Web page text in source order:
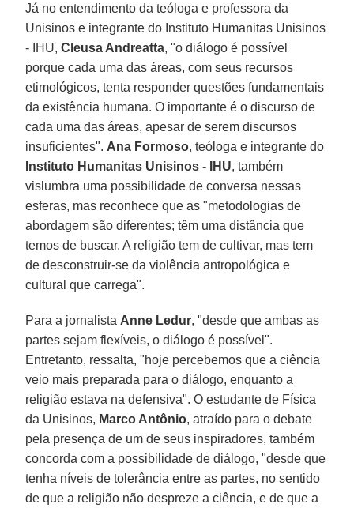
Já no entendimento da teóloga e professora da
Unisinos e integrante do Instituto Humanitas Unisinos
- IHU,Cleusa Andreatta, "o diálogo é possível
porque cada uma das áreas, com seus recursos
etimológicos, tenta responder questões fundamentais
da existência humana. O importante é o discurso de
cada uma das áreas, apesar de serem discursos
insuficientes". Ana Formoso, teóloga e integrante do
Instituto Humanitas Unisinos - IHU, também
vislumbra uma possibilidade de conversa nessas
esferas, mas reconhece que as "metodologias de
abordagem são diferentes; têm uma distância que
temos de buscar. A religião tem de cultivar, mas tem
de desconstruir-se da violência antropológica e
cultural que carrega".
Para a jornalista Anne Ledur, "desde que ambas as
partes sejam flexíveis, o diálogo é possível".
Entretanto, ressalta, "hoje percebemos que a ciência
veio mais preparada para o diálogo, enquanto a
religião estava na defensiva". O estudante de Física
da Unisinos, Marco Antônio, atraído para o debate
pela presença de um de seus inspiradores, também
concorda com a possibilidade de diálogo, "desde que
tenha níveis de tolerância entre as partes, no sentido
de que a religião não despreze a ciência, e de que a